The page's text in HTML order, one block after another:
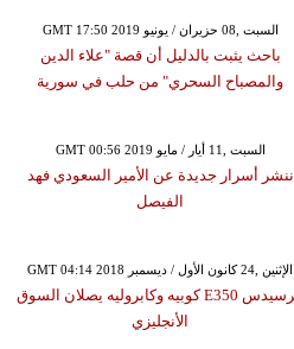
GMT 17:50 2019 السبت ,08 حزيران / يونيو
باحث يثبت بالدليل أن قصة "علاء الدين
والمصباح السحري" من حلب في سورية
GMT 00:56 2019 السبت ,11 أيار / مايو
ننشر أسرار جديدة عن الأمير السعودي فهد
الفيصل
GMT 04:14 2018 الإثنين ,24 كانون الأول / ديسمبر
مرسيدس E350 كوبيه وكابروليه يصلان السوق
الأنجليزي